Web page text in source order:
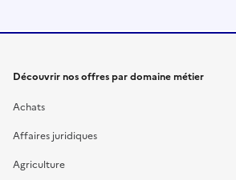
Découvrir nos offres par domaine métier
Achats
Affaires juridiques
Agriculture